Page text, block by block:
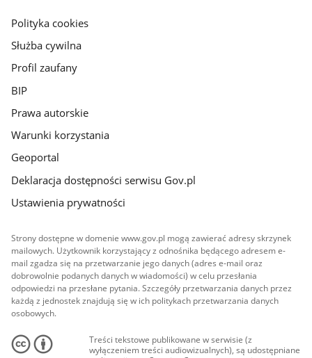
gov.pl
Polityka cookies
Służba cywilna
Profil zaufany
BIP
Prawa autorskie
Warunki korzystania
Geoportal
Deklaracja dostępności serwisu Gov.pl
Ustawienia prywatności
Strony dostępne w domenie www.gov.pl mogą zawierać adresy skrzynek
mailowych. Użytkownik korzystający z odnośnika będącego adresem e-
mail zgadza się na przetwarzanie jego danych (adres e-mail oraz
dobrowolnie podanych danych w wiadomości) w celu przesłania
odpowiedzi na przesłane pytania. Szczegóły przetwarzania danych przez
każdą z jednostek znajdują się w ich politykach przetwarzania danych
osobowych.
Treści tekstowe publikowane w serwisie (z
wyłączeniem treści audiowizualnych), są udostępniane